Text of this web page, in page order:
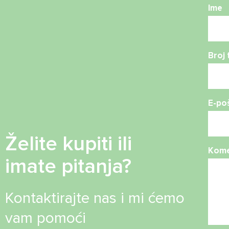
Želite kupiti ili
imate pitanja?
Kontaktirajte nas i mi ćemo
vam pomoći
Ime
Broj
E-